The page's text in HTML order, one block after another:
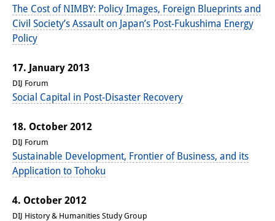
The Cost of NIMBY: Policy Images, Foreign Blueprints and
Civil Society’s Assault on Japan’s Post-Fukushima Energy
Policy
17. January 2013
DIJ Forum
Social Capital in Post-Disaster Recovery
18. October 2012
DIJ Forum
Sustainable Development, Frontier of Business, and its
Application to Tohoku
4. October 2012
DIJ History & Humanities Study Group